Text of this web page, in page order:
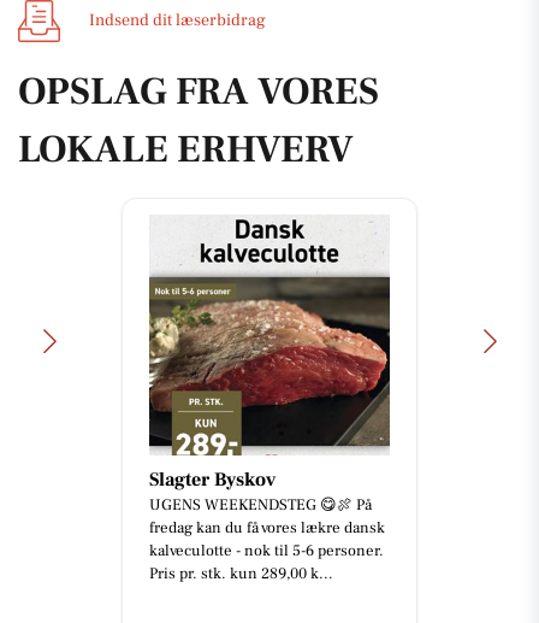
Indsend dit læserbidrag
OPSLAG FRA VORES
LOKALE ERHVERV
Slagter Byskov
UGENS WEEKENDSTEG 😋🍖 På
fredag kan du få vores lækre dansk
kalveculotte - nok til 5-6 personer.
Pris pr. stk. kun 289,00 k...